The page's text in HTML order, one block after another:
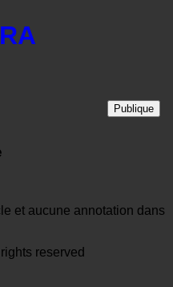
Publique
et aucune annotation dans
reserved